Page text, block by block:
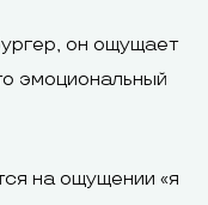
он ощущает
эмоциональный
на ощущении «я